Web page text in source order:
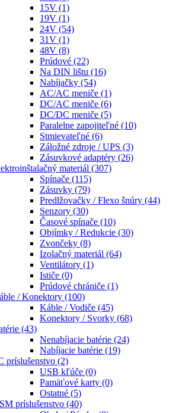
15V (1)
19V (1)
24V (54)
31V (1)
48V (8)
Prúdové (22)
Na DIN lištu (16)
Nabíjačky (54)
AC/AC meniče (1)
DC/AC meniče (6)
DC/DC meniče (5)
Paralelne zapojiteľné (10)
Stmievateľné (6)
Záložné zdroje / UPS (3)
Zásuvkové adaptéry (26)
materiál (307)
Spínače (115)
Zásuvky (79)
Predlžovačky / Flexo šnúry (44)
Senzory (30)
Časové spínače (10)
Objímky / Redukcie (30)
Zvončeky (8)
Izolačný materiál (64)
Ventilátory (1)
Ističe (0)
Prúdové chrániče (1)
/ Konektory (100)
Káble / Vodiče (45)
Konektory / Svorky (68)
(43)
Nenabíjacie batérie (24)
Nabíjacie batérie (19)
príslušenstvo (2)
USB kľúče (0)
Pamäťové karty (0)
Ostatné (5)
príslušenstvo (40)